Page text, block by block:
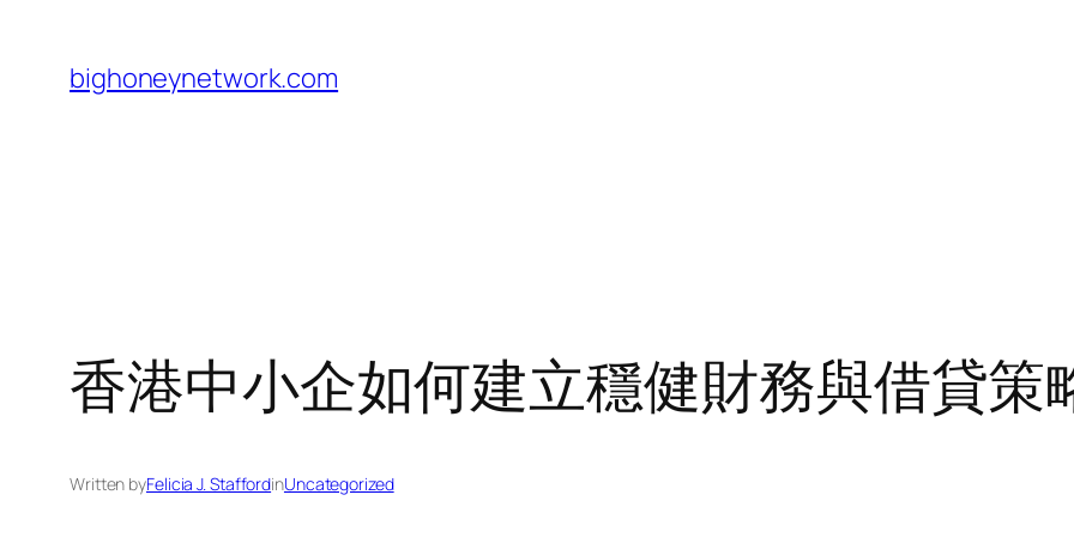
content
bighoneynetwork.com
香港中小企如何建立穩健財務與借貸策
Written byFelicia J. StaffordinUncategorized